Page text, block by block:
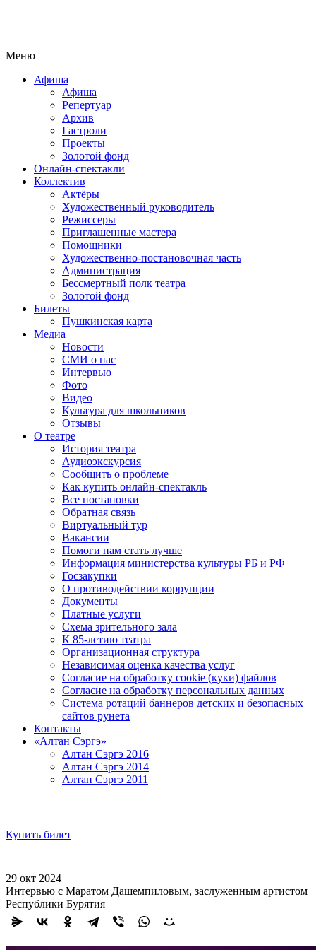
Меню
Афиша
Афиша
Репертуар
Архив
Гастроли
Проекты
Золотой фонд
Онлайн-спектакли
Коллектив
Актёры
Художественный руководитель
Режиссеры
Приглашенные мастера
Помощники
Художественно-постановочная часть
Администрация
Бессмертный полк театра
Золотой фонд
Билеты
Пушкинская карта
Медиа
Новости
СМИ о нас
Интервью
Фото
Видео
Культура для школьников
Отзывы
О театре
История театра
Аудиоэкскурсия
Сообщить о проблеме
Как купить онлайн-спектакль
Все постановки
Обратная связь
Виртуальный тур
Вакансии
Помоги нам стать лучше
Информация министерства культуры РБ и РФ
Госзакупки
О противодействии коррупции
Документы
Платные услуги
Схема зрительного зала
К 85-летию театра
Организационная структура
Независимая оценка качества услуг
Согласие на обработку cookie (куки) файлов
Согласие на обработку персональных данных
Система ротаций баннеров детских и безопасных
сайтов рунета
Контакты
«Алтан Сэргэ»
Алтан Сэргэ 2016
Алтан Сэргэ 2014
Алтан Сэргэ 2011
Купить билет
29 окт 2024
Интервью с Маратом Дашемпиловым, заслуженным артистом
Республики Бурятия